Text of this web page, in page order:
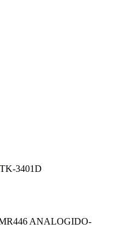
3401D
ANALOGIDO-